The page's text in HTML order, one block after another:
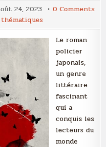
24, 2023 0 Commentson
Le roman
policier
japonais,
un genre
littéraire
fascinant
qui a
conquis les
lecteurs du
monde